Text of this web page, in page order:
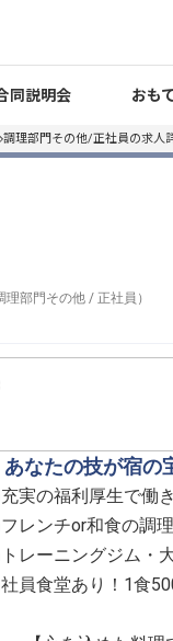
同説明会 おも
調理部門その他/正社員の求人
理部門その他 / 正社員 ）
なたの技が宿の
実の福利厚生で働
レンチor和食の調
レーニングジム・
員食堂あり！1食